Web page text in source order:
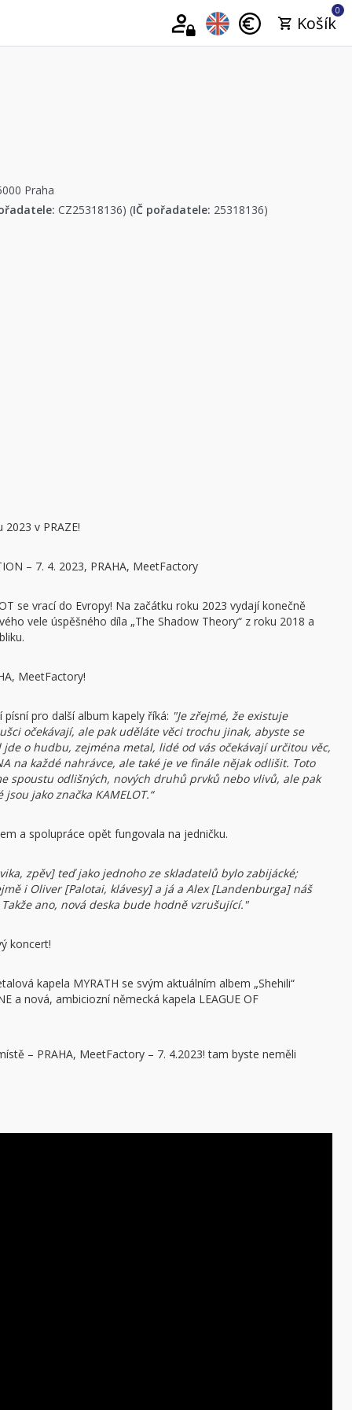
0
Košík
Praha
CZ25318136) (IČ pořadatele: 25318136)
v PRAZE!
– 7. 4. 2023, PRAHA, MeetFactory
se vrací do Evropy! Na začátku roku 2023 vydají konečně
vele úspěšného díla „The Shadow Theory“ z roku 2018 a
MeetFactory!
pro další album kapely říká: "Je zřejmé, že existuje
očekávají, ale pak uděláte věci trochu jinak, abyste se
o hudbu, zejména metal, lidé od vás očekávají určitou věc,
na každé nahrávce, ale také je ve finále nějak odlišit. Toto
spoustu odlišných, nových druhů prvků nebo vlivů, ale pak
jako značka KAMELOT.“
a spolupráce opět fungovala na jedničku.
zpěv] teď jako jednoho ze skladatelů bylo zabijácké;
i Oliver [Palotai, klávesy] a já a Alex [Landenburga] náš
ano, nová deska bude hodně vzrušující."
koncert!
kapela MYRATH se svým aktuálním albem „Shehili“
a nová, ambiciozní německá kapela LEAGUE OF
– PRAHA, MeetFactory – 7. 4.2023! tam byste neměli